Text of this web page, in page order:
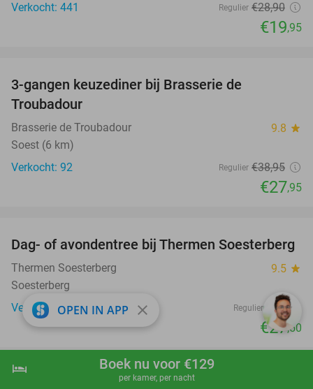
shopping_cart Boek nu
hotel Boek nu voor €129
per kamer, per nacht
Verkocht: 441
Regulier €28,90
€19,95
3-gangen keuzediner bij Brasserie de
Troubadour
Brasserie de Troubadour 9.8 star
Soest (6 km)
Verkocht: 92
Regulier €38,95
€27,95
29%
Dag- of avondentree bij Thermen Soesterberg
Thermen Soesterberg 9.5 star
Soesterberg
Verkocht: 4.061
Regulier €39
€27,50
favorite_border
Dagentree voor WILDLANDS Adventure Zoo
OPEN IN APP close